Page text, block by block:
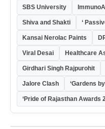
SBS University
Shiva and Shakti ‘
Kansai Nerolac Paints
Viral Desai Healthcare
Girdhari Singh Rajpurohit
Jalore Clash ‘Gardens
‘Pride of Rajasthan Awards